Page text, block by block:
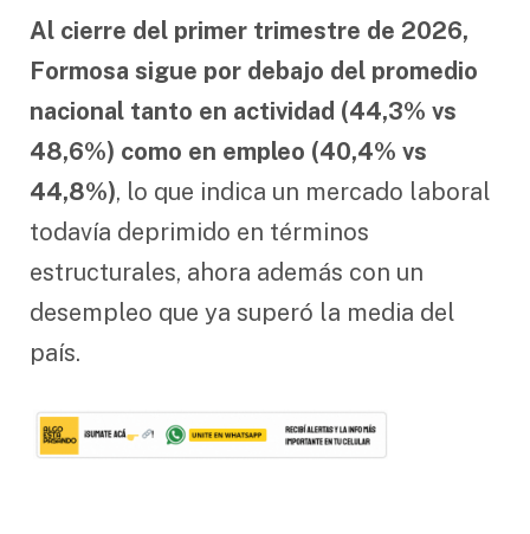
Al cierre del primer trimestre de 2026,
Formosa sigue por debajo del promedio
nacional tanto en actividad (44,3% vs
48,6%) como en empleo (40,4% vs
44,8%), lo que indica un mercado laboral
todavía deprimido en términos
estructurales, ahora además con un
desempleo que ya superó la media del
país.